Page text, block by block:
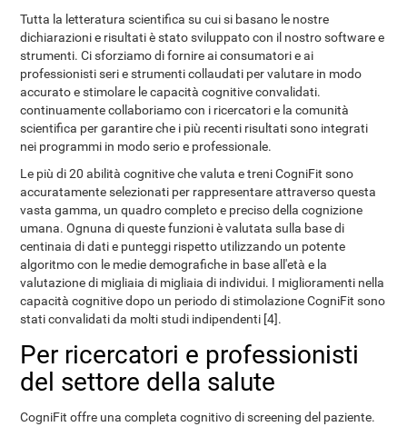
Tutta la letteratura scientifica su cui si basano le nostre
dichiarazioni e risultati è stato sviluppato con il nostro software e
strumenti. Ci sforziamo di fornire ai consumatori e ai
professionisti seri e strumenti collaudati per valutare in modo
accurato e stimolare le capacità cognitive convalidati.
continuamente collaboriamo con i ricercatori e la comunità
scientifica per garantire che i più recenti risultati sono integrati
nei programmi in modo serio e professionale.
Le più di 20 abilità cognitive che valuta e treni CogniFit sono
accuratamente selezionati per rappresentare attraverso questa
vasta gamma, un quadro completo e preciso della cognizione
umana. Ognuna di queste funzioni è valutata sulla base di
centinaia di dati e punteggi rispetto utilizzando un potente
algoritmo con le medie demografiche in base all'età e la
valutazione di migliaia di migliaia di individui. I miglioramenti nella
capacità cognitive dopo un periodo di stimolazione CogniFit sono
stati convalidati da molti studi indipendenti [4].
Per ricercatori e professionisti
del settore della salute
CogniFit offre una completa cognitivo di screening del paziente.